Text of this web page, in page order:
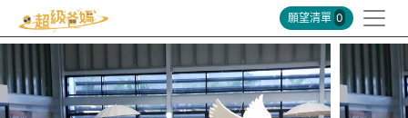
願望清單 0